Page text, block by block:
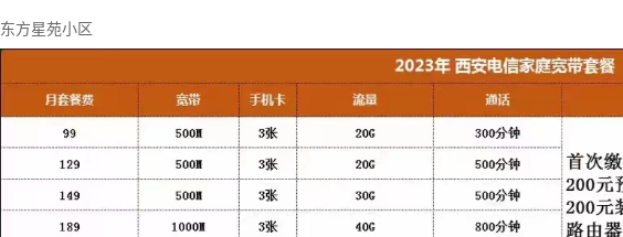
东方星苑小区